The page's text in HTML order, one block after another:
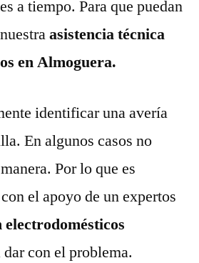
a tiempo. Para que puedan
asistencia técnica
en Almoguera.
identificar una avería
En algunos casos no
Por lo que es
el apoyo de un expertos
dar con el problema.